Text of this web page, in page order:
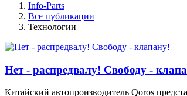
Info-Parts
Все публикации
Технологии
Нет - распредвалу! Свободу -
Китайский автопроизводитель Qoros